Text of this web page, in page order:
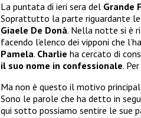
La puntata di ieri sera del Grande
Soprattutto la parte riguardante le
Giaele De Donà. Nella notte si è
facendo l’elenco dei vipponi che
Pamela. Charlie ha cercato di
il suo nome in confessionale.
Ma non è questo il motivo
Sono le parole che ha detto in
qui sotto possiamo sentire le sue